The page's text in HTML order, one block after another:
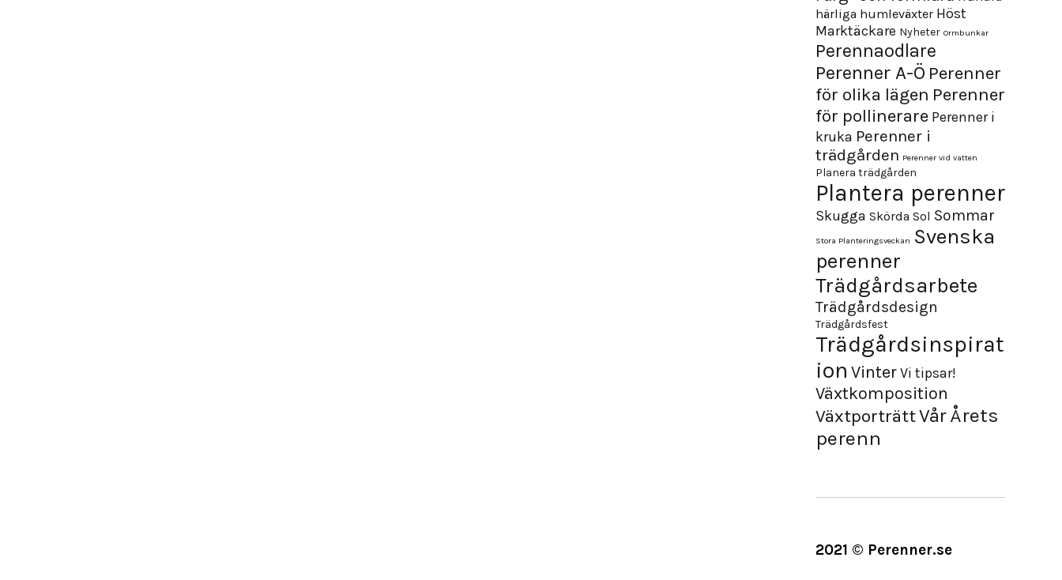
härliga humleväxter Höst
Marktäckare Nyheter Ormbunkar
Perennaodlare
Perenner A-Ö Perenner
för olika lägen Perenner
för pollinerare Perenner i
kruka Perenner i
trädgården Perenner vid vatten
Planera trädgården
Plantera perenner
Skugga Skörda Sol Sommar
Stora Planteringsveckan Svenska
perenner
Trädgårdsarbete
Trädgårdsdesign
Trädgårdsfest
Trädgårdsinspirat
ion VinterVi tipsar!
Växtkomposition
VäxtporträttVårÅrets
perenn
2021 © Perenner.se